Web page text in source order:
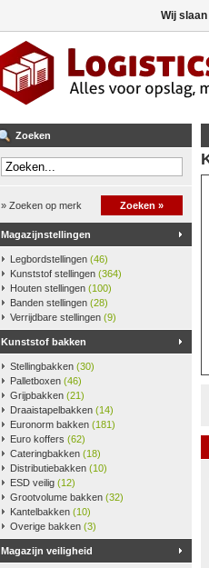
Zoeken
» Zoeken op merk Zoeken »
Magazijnstellingen
Legbordstellingen (46)
Kunststof stellingen (364)
Houten stellingen (100)
Banden stellingen (28)
Verrijdbare stellingen (9)
Kunststof bakken
Stellingbakken (30)
Palletboxen (46)
Grijpbakken (21)
Draaistapelbakken (14)
Euronorm bakken (181)
Euro koffers (62)
Cateringbakken (18)
Distributiebakken (10)
ESD veilig (12)
Grootvolume bakken (32)
Kantelbakken (10)
Overige bakken (3)
Magazijn veiligheid
Wij